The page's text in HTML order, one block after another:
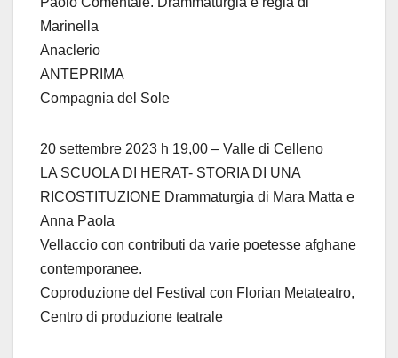
Marinella
Anaclerio
ANTEPRIMA
Compagnia del Sole
20 settembre 2023 h 19,00 – Valle di Celleno
LA SCUOLA DI HERAT- STORIA DI UNA
RICOSTITUZIONE Drammaturgia di Mara Matta e
Anna Paola
Vellaccio con contributi da varie poetesse afghane
contemporanee.
Coproduzione del Festival con Florian Metateatro,
Centro di produzione teatrale